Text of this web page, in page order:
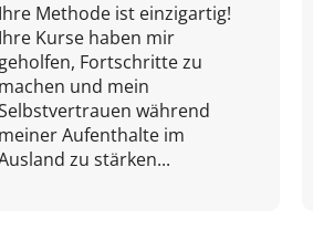
Ihre Methode ist einzigartig!
Ihre Kurse haben mir
geholfen, Fortschritte zu
machen und mein
während
meiner Aufenthalte im
zu stärken...